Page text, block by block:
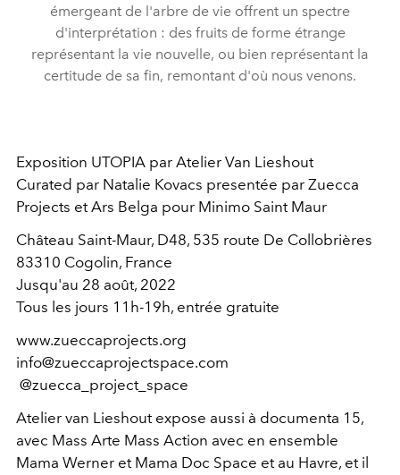
émergeant de l'arbre de vie offrent un spectre
d'interprétation : des fruits de forme étrange
représentant la vie nouvelle, ou bien représentant la
certitude de sa fin, remontant d'où nous venons.
Exposition UTOPIA par Atelier Van Lieshout
Curated par Natalie Kovacs presentée par Zuecca
Projects et Ars Belga pour Minimo Saint Maur
Château Saint-Maur, D48, 535 route De Collobrières
83310 Cogolin, France
Jusqu'au 28 août, 2022
Tous les jours 11h-19h, entrée gratuite
www.zueccaprojects.org
info@zueccaprojectspace.com
@zuecca_project_space
Atelier van Lieshout expose aussi à documenta 15,
avec Mass Arte Mass Action avec en ensemble
Mama Werner et Mama Doc Space et au Havre, et il